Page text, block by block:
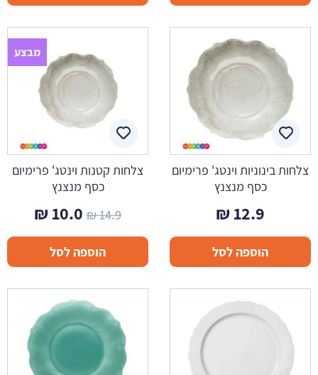
צלחות בינוניות וינטג' פרימיום
כסף מנצנץ
12.9
₪
הוספה לסל
מבצע
צלחות קטנות וינטג' פרימיום
כסף מנצנץ
14.9
₪ המחיר
המקורי
היה:
10.0
₪
הוא:
הוספה לסל